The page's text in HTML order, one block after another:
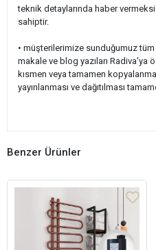
teknik detaylarında haber
sahiptir.
• müşterilerimize sunduğumuz
makale ve blog yazıları Radiva'ya
kısmen veya tamamen
yayınlanması ve dağıtılması
Benzer Ürünler